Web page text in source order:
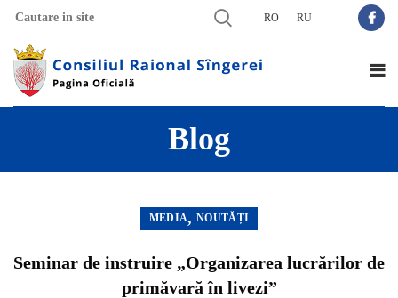
RO RU
Blog
MEDIA,NOUTĂȚI
Seminar de instruire „Organizarea lucrărilor de
primăvară în livezi”